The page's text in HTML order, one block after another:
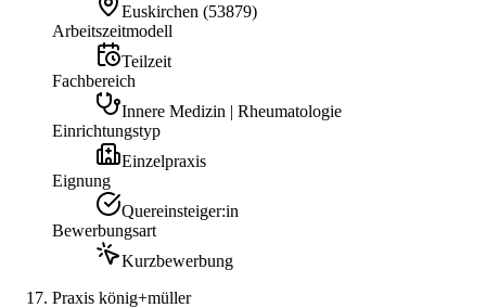
Euskirchen (53879)
Arbeitszeitmodell
Teilzeit
Fachbereich
Innere Medizin | Rheumatologie
Einrichtungstyp
Einzelpraxis
Eignung
Quereinsteiger:in
Bewerbungsart
Kurzbewerbung
Praxis könig+müller